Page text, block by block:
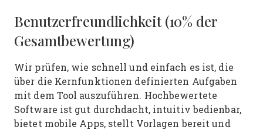
Benutzerfreundlichkeit (10% der
Gesamtbewertung)
Wir prüfen, wie schnell und einfach es ist, die
über die Kernfunktionen definierten Aufgaben
mit dem Tool auszuführen. Hochbewertete
Software ist gut durchdacht, intuitiv bedienbar,
bietet mobile Apps, stellt Vorlagen bereit und